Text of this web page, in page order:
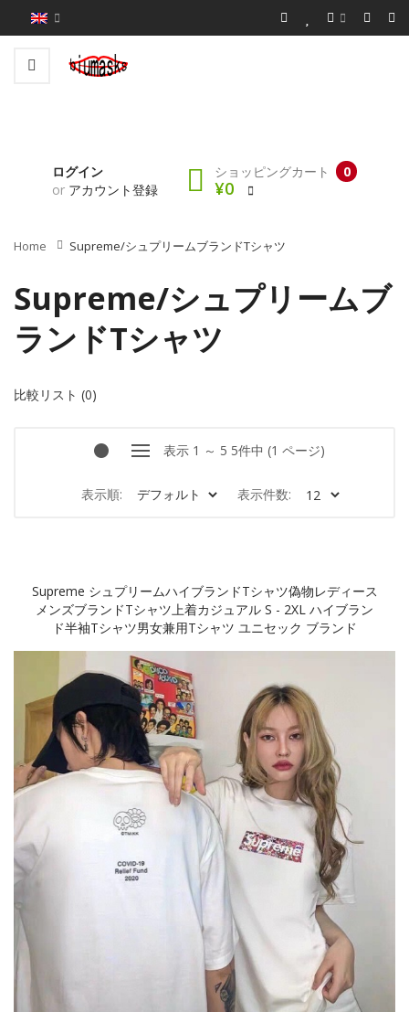
ログイン
or アカウント登録
0
ショッピングカート
¥0
Home Supreme/シュプリームブランドtシャツ
Supreme/シュプリームブ
ランドtシャツ
比較リスト (0)
表示 1 ～ 5 5件中 (1 ページ)
表示順: 表示件数:
Supreme シュプリームハイブランドtシャツ偽物レディース
メンズブランドtシャツ上着カジュアル S - 2XL ハイブラン
ド半袖tシャツ男女兼用tシャツ ユニセック ブランド